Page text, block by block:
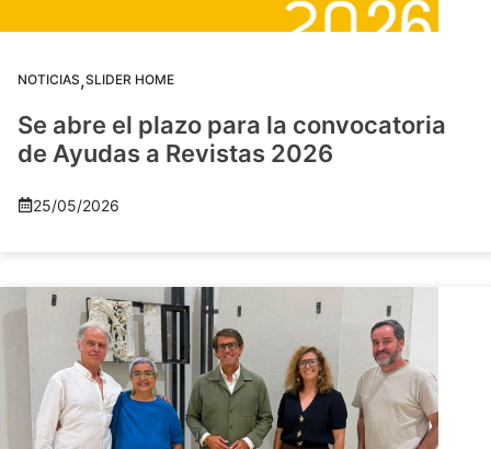
NOTICIAS,SLIDER HOME
Se abre el plazo para la convocatoria
de Ayudas a Revistas 2026
25/05/2026